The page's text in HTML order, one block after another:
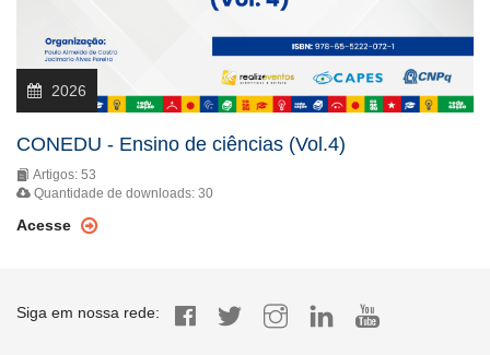
2026
CONEDU - Ensino de ciências (Vol.4)
Artigos: 53
Quantidade de downloads: 30
Acesse
Siga em nossa rede: